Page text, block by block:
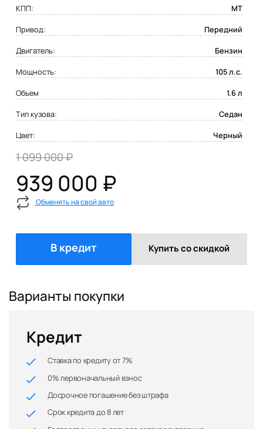
КПП:
MT
Привод:
Передний
Двигатель:
Бензин
Мощность:
105 л.с.
Объем
1.6 л
Тип кузова:
Седан
Цвет:
Черный
1 099 000 ₽
939 000 ₽
Обменять на свой авто
В кредит Купить со скидкой
Варианты покупки
Кредит
Ставка по кредиту от 7%
0% первоначальный взнос
Досрочное погашение без штрафа
Срок кредита до 8 лет